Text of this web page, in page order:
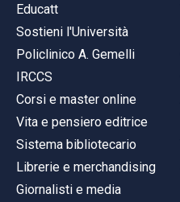
Educatt
Sostieni l'Università
Policlinico A. Gemelli
IRCCS
Corsi e master online
Vita e pensiero editrice
Sistema bibliotecario
Librerie e merchandising
Giornalisti e media